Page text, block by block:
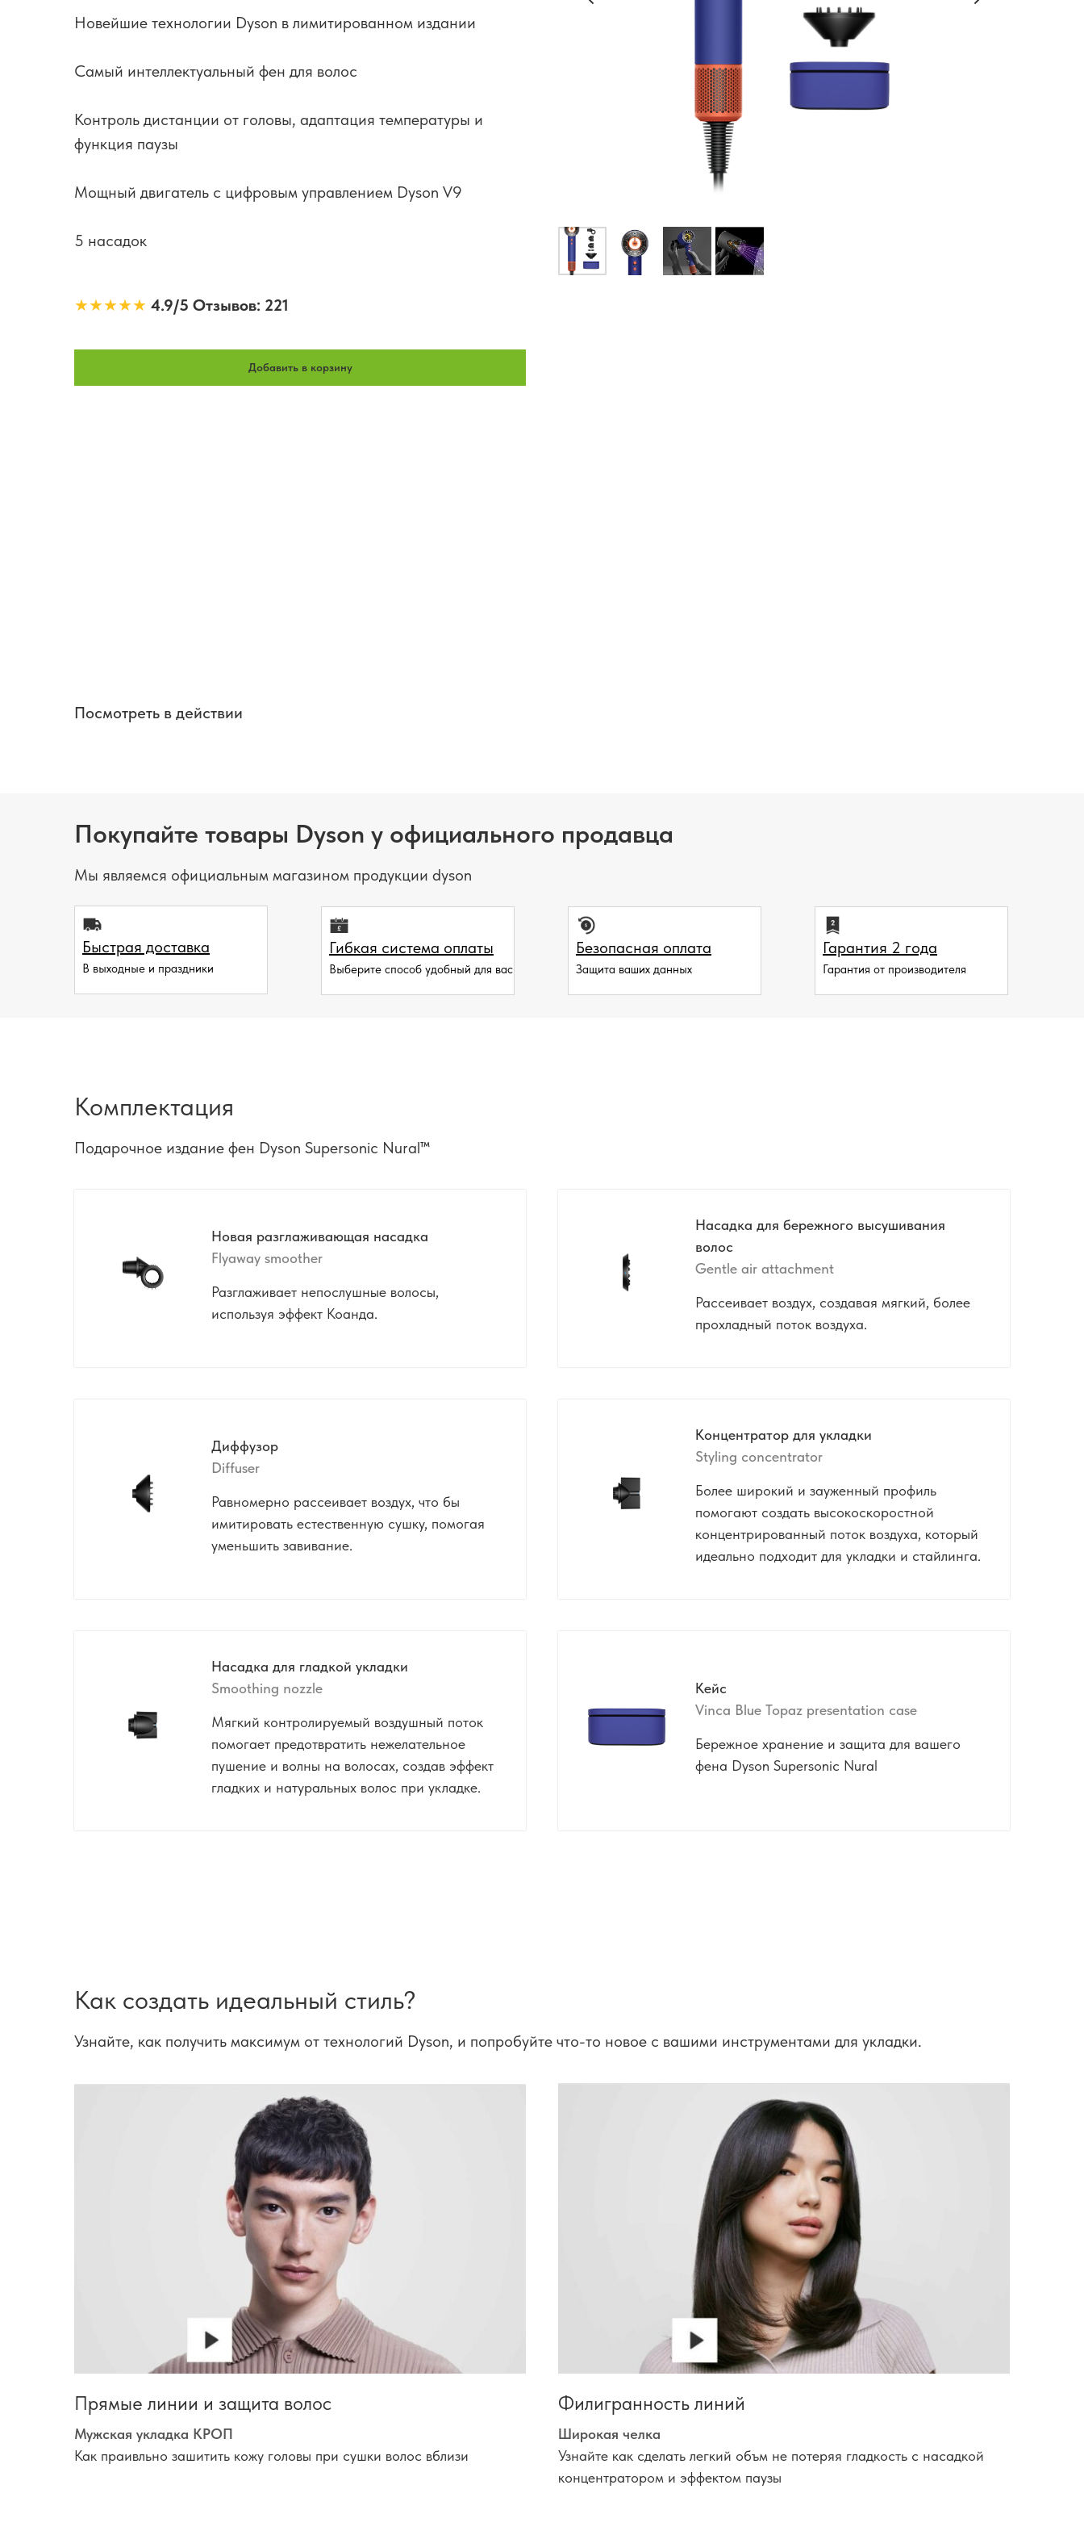
Новейшие технологии Dyson в лимитированном издании
Самый интеллектуальный фен для волос
Контроль дистанции от головы, адаптация температуры и
функция паузы
Мощный двигатель с цифровым управлением Dyson V9
5 насадок
★★★★★ 4.9/5 Отзывов: 221
Добавить в корзину
Посмотреть в действии
Покупайте товары Dyson у официального продавца
Мы являемся официальным магазином продукции dyson
Быстрая доставка
В выходные и праздники
Гибкая система оплаты
Выберите способ удобный для вас
Безопасная оплата
Защита ваших данных
Гарантия 2 года
Гарантия от производителя
Комплектация
Подарочное издание фен Dyson Supersonic Nural™
Новая разглаживающая насадка
Flyaway smoother
Разглаживает непослушные волосы,
используя эффект Коанда.
Насадка для бережного высушивания
волос
Gentle air attachment
Рассеивает воздух, создавая мягкий, более
прохладный поток воздуха.
Диффузор
Diffuser
Равномерно рассеивает воздух, что бы
имитировать естественную сушку, помогая
уменьшить завивание.
Концентратор для укладки
Styling concentrator
Более широкий и зауженный профиль
помогают создать высокоскоростной
концентрированный поток воздуха, который
идеально подходит для укладки и стайлинга.
Насадка для гладкой укладки
Smoothing nozzle
Мягкий контролируемый воздушный поток
помогает предотвратить нежелательное
пушение и волны на волосах, создав эффект
гладких и натуральных волос при укладке.
Кейс
Vinca Blue Topaz presentation case
Бережное хранение и защита для вашего
фена Dyson Supersonic Nural
Как создать идеальный стиль?
Узнайте, как получить максимум от технологий Dyson, и попробуйте что-то новое с вашими инструментами для укладки.
Прямые линии и защита волос
Мужская укладка КРОП
Как праивльно зашитить кожу головы при сушки волос вблизи
Филигранность линий
Широкая челка
Узнайте как сделать легкий объм не потеряя гладкость с насадкой
концентратором и эффектом паузы